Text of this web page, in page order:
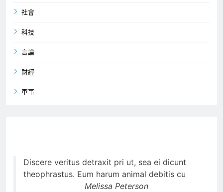
社會
科技
言論
財經
軍事
Discere veritus detraxit pri ut, sea ei dicunt
theophrastus. Eum harum animal debitis cu
Melissa Peterson